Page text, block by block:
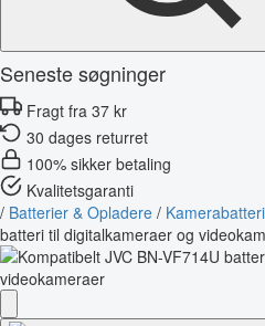
Seneste søgninger
Fragt fra 37 kr
30 dages returret
100% sikker betaling
Kvalitetsgaranti
/ Batterier & Opladere /
batteri til digitalkameraer og